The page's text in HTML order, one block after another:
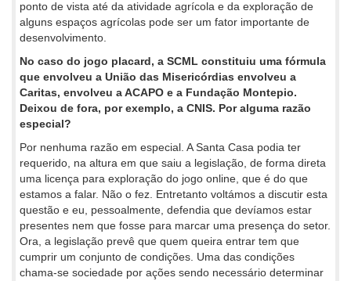
ponto de vista até da atividade agrícola e da exploração de
alguns espaços agrícolas pode ser um fator importante de
desenvolvimento.
No caso do jogo placard, a SCML constituiu uma fórmula
que envolveu a União das Misericórdias envolveu a
Caritas, envolveu a ACAPO e a Fundação Montepio.
Deixou de fora, por exemplo, a CNIS. Por alguma razão
especial?
Por nenhuma razão em especial. A Santa Casa podia ter
requerido, na altura em que saiu a legislação, de forma direta
uma licença para exploração do jogo online, que é do que
estamos a falar. Não o fez. Entretanto voltámos a discutir esta
questão e eu, pessoalmente, defendia que devíamos estar
presentes nem que fosse para marcar uma presença do setor.
Ora, a legislação prevê que quem queira entrar tem que
cumprir um conjunto de condições. Uma das condições
chama-se sociedade por ações sendo necessário determinar